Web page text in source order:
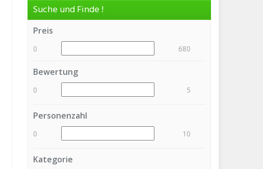
Suche und Finde !
Preis
0 680
Bewertung
0 5
Personenzahl
0 10
Kategorie